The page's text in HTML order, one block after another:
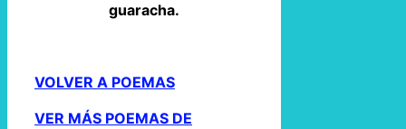
guaracha.
VOLVER A POEMAS
VER MÁS POEMAS DE